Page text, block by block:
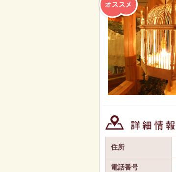
住所
電話番号